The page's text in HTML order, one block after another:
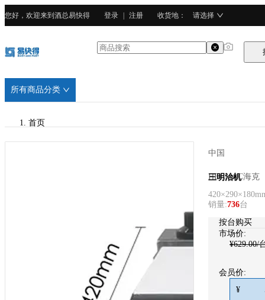
您好，欢迎来到酒总易快得 登录 注册 收货地 ： 请选择
所有商品分类
首页
中国
HECMAC海克
三明治机
销量:736台
按台购买
市场价:
¥629.00/
会员价:
¥